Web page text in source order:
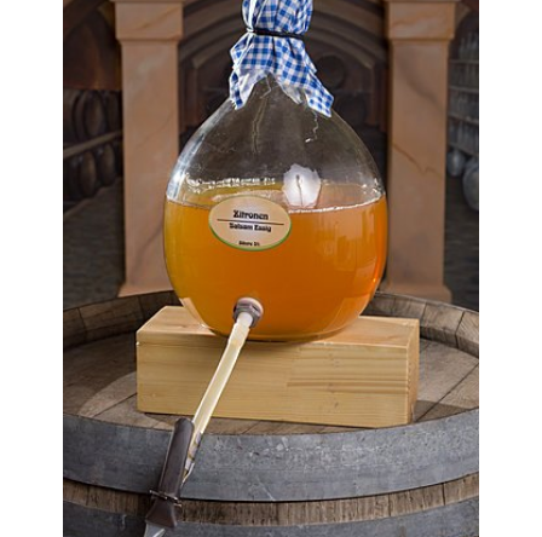
Dattel Balsam Essig
Farbe: dunkelbraun Duft: süßlich mit fruchtigen Noten Geschmack: süß,
fruchtig nach Datteln Säure: 3%
Erdbeer Balsam Essig auf Weißweinessig
Farbe: rot Duft: nach Erdbeeren Geschmack: fruchtig nach Erdbeeren mit
sehr milder Essignote Säure: 3%
Feigen Balsam Essig
Farbe: dunkelbraun, typisch wie halt Balsamico ist Duft: schnuppert mild
würzig nach Balsamico, später nach Frucht und kaum nach Essig
Geschmack: beherschende Feigen Note mit einer dezenten Süße und einem
milden leckeren Balsamico im Nachgang Säure: 3%
Feigen Dattel Balsamico
Farbe: dunkelbraun Duft: fruchtig Balsamico Note Geschmack: fruchtig
süß-säuerlich mit Balsamico im Nachgeschmack Säure: 3%
Granatapfel Balsam Essig
Farbe: dunkelrot…fast blutrot Duft: fruchtig, herbfrisch Geschmack: fruchtig
nach Granatapfel
Haselnuss Aperitif Essig
Farbe: heller klarer Essig… helles Gelb Duft: Fruchtnote Geschmack: Frucht
und später Haselnuss